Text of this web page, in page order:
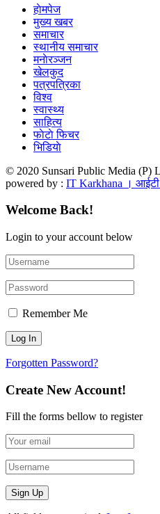
हाेमपेज
मुख्य खबर
समाचार
स्थानीय समाचार
मनाेरञ्जन
खेलकुद
पत्रपत्रिका
विश्व
स्वास्थ्य
साहित्य
फाेटाे फिचर
भिडियाे
© 2020 Sunsari Public Media (P)
powered by : IT Karkhana । आईटी
Welcome Back!
Login to your account below
Remember Me
Forgotten Password?
Create New Account!
Fill the forms bellow to register